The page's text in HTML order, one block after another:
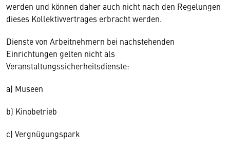
werden und können daher auch nicht nach den Regelungen
dieses Kollektivvertrages erbracht werden.
Dienste von Arbeitnehmern bei nachstehenden
Einrichtungen gelten nicht als
Veranstaltungssicherheitsdienste:
a) Museen
b) Kinobetrieb
c) Vergnügungspark